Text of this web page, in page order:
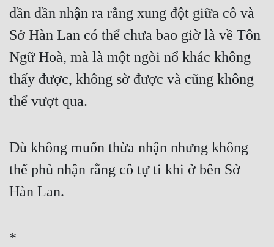
dần dần nhận ra rằng xung đột giữa cô và
Sở Hàn Lan có thể chưa bao giờ là về Tôn
Ngữ Hoà, mà là một ngòi nổ khác không
thấy được, không sờ được và cũng không
thể vượt qua.
Dù không muốn thừa nhận nhưng không
thể phủ nhận rằng cô tự ti khi ở bên Sở
Hàn Lan.
*